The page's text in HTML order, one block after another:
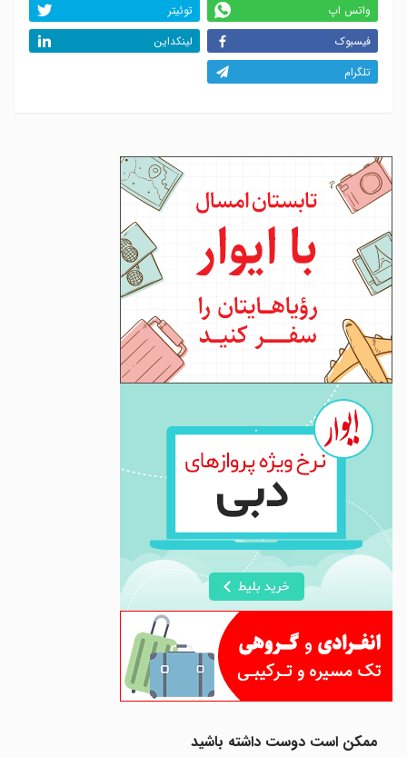
واتس اپ
توئیتر
فیسبوک
لینکداین
تلگرام
ممکن است دوست داشته باشید